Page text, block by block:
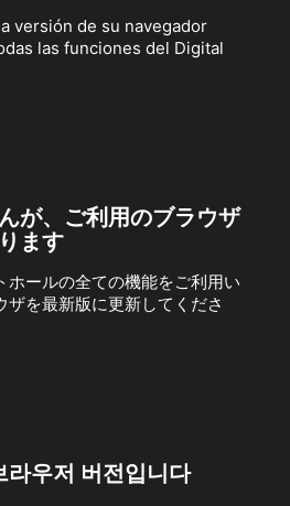
versión de su navegador
las funciones del Digital
が、ご利用のブラウザ
ます
ホールの全ての機能をご利用い
ザを最新版に更新してくださ
라우저 버전입니다